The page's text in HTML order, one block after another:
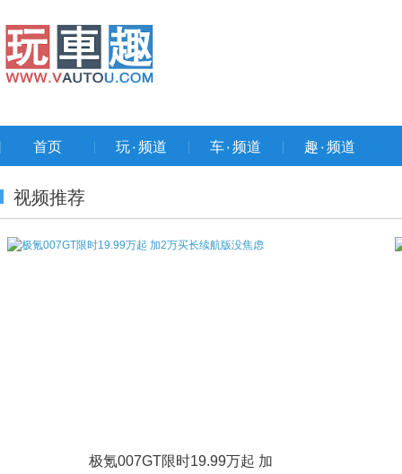
首页 玩۰频道 车۰频道 趣۰频道
视频推荐
极氪007GT限时19.99万起 加